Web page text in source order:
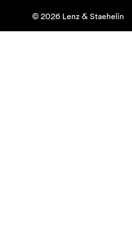
© 2026 Lenz & Staehelin